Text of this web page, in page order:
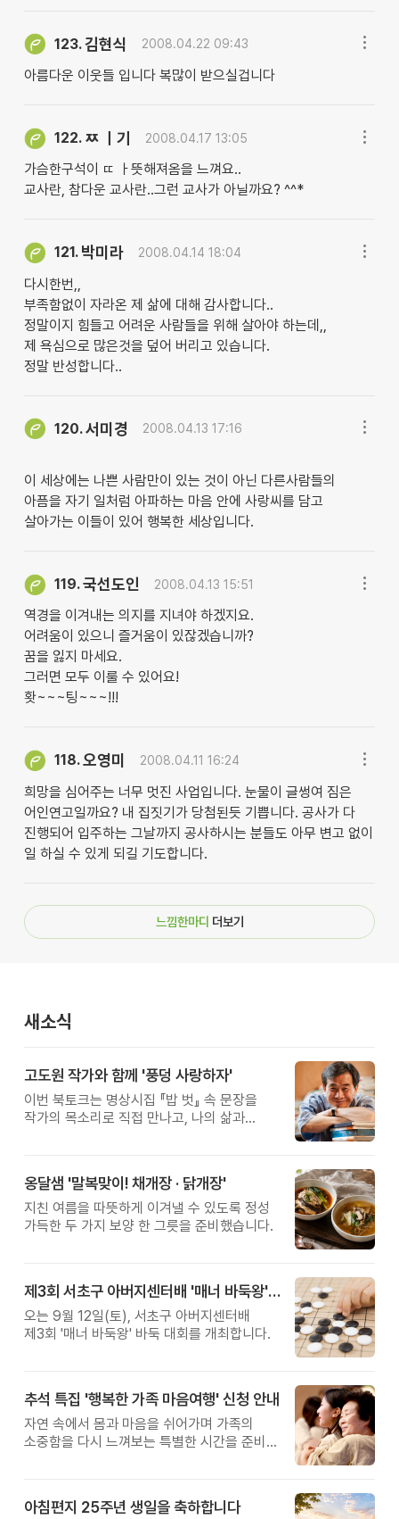
123.김현식 2008.04.22 09:43
아름다운 이웃들 입니다 복많이 받으실겁니다
122. ㅉ ㅣ기 2008.04.17 13:05
가슴한구석이 ㄸ ㅏ뜻해져옴을 느껴요..
교사란, 참다운 교사란..그런 교사가 아닐까요? ^^*
121. 박미라 2008.04.14 18:04
다시한번,,
부족함없이 자라온 제 삶에 대해 감사합니다..
정말이지 힘들고 어려운 사람들을 위해 살아야 하는데,,
제 욕심으로 많은것을 덮어 버리고 있습니다.
정말 반성합니다..
120.서미경 2008.04.13 17:16
이 세상에는 나쁜 사람만이 있는 것이 아닌 다른사람들의
아픔을 자기 일처럼 아파하는 마음 안에 사랑씨를 담고
살아가는 이들이 있어 행복한 세상입니다.
119.국선도인 2008.04.13 15:51
역경을 이겨내는 의지를 지녀야 하겠지요.
어려움이 있으니 즐거움이 있잖겠습니까?
꿈을 잃지 마세요.
그러면 모두 이룰 수 있어요!
홧~~~팅~~~!!!
118.오영미 2008.04.11 16:24
희망을 심어주는 너무 멋진 사업입니다. 눈물이 글썽여 짐은
어인연고일까요? 내 집짓기가 당첨된듯 기쁩니다. 공사가 다
진행되어 입주하는 그날까지 공사하시는 분들도 아무 변고 없이
일 하실 수 있게 되길 기도합니다.
느낌한마디 더보기
새소식
고도원 작가와 함께 '풍덩 사랑하자'
이번 북토크는 명상시집 『밥 벗』 속 문장을
작가의 목소리로 직접 만나고, 나의 삶과
옹달샘 '말복맞이! 채개장 · 닭개장'
지친 여름을 따뜻하게 이겨낼 수 있도록 정성
가득한 두 가지 보양 한 그릇을 준비했습니다.
제3회 서초구 아버지센터배 '매너 바둑왕' 대회
오는 9월 12일(토), 서초구 아버지센터배
제3회 '매너 바둑왕' 바둑 대회를 개최합니다.
추석 특집 '행복한 가족 마음여행' 신청 안내
자연 속에서 몸과 마음을 쉬어가며 가족의
소중함을 다시 느껴보는 특별한 시간을 준비해
아침편지 25주년 생일을 축하합니다